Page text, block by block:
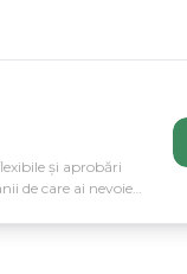
și aprobări
de care ai nevoie